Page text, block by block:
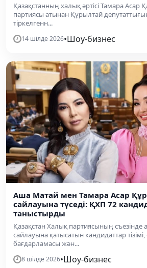
Қазақстанның халық әртісі Тамара Асар
партиясы атынан Құрылтай
тіркелгенн...
14 шілде 2026•Шоу-бизнес
Аша Матай мен Тамара Асар
сайлауына түседі: ҚХП 72
таныстырды
Қазақстан Халық партиясының
сайлауына қатысатын кандидаттар
бағдарламасы жән...
8 шілде 2026•Шоу-бизнес